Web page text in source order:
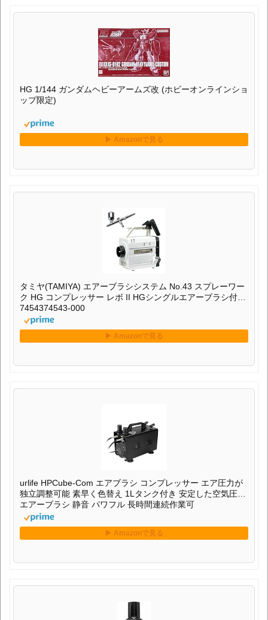
HG 1/144 ガンダムヘビーアームズ改 (ホビーオンラインショ
ップ限定)
タミヤ(TAMIYA) エアーブラシシステム No.43 スプレーワー
ク HG コンプレッサー レボ II HGシングルエアーブラシ付き
7454374543-000
urlife HPCube-Com エアブラシ コンプレッサー エア圧力が
独立調整可能 素早く色替え 1Lタンク付き 安定した空気圧力
エアーブラシ 静音 パワフル 長時間連続作業可